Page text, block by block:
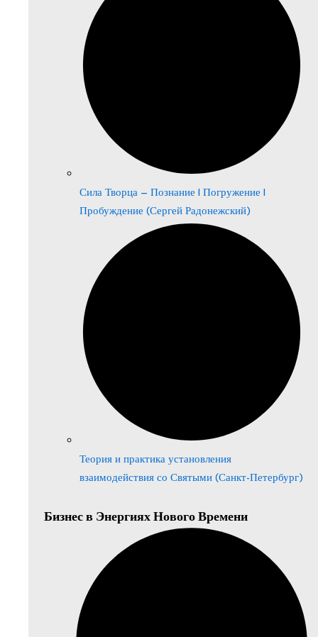
Сила Творца – Познание | Погружение |
Пробуждение (Сергей Радонежский)
Теория и практика установления
взаимодействия со Святыми (Санкт-Петербург)
Бизнес в Энергиях Нового Времени